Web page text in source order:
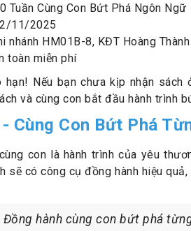
Tuần Cùng Con Bứt Phá Ngôn Ngữ
11/2025
nhánh HM01B-8, KĐT Hoàng
toàn miễn phí
Nếu bạn chưa kịp nhận
và cùng con bắt đầu hành trình
Cùng Con Bứt Phá
con là hành trình của yêu
sẽ có công cụ đồng hành hiệu
Đồng hành cùng con bứt phá